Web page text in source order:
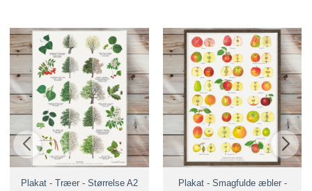
Plakat - Træer - Størrelse A2
Plakat - Smagfulde æbler -